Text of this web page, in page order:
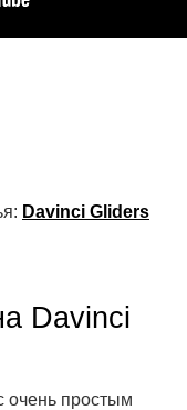
Davinci Gliders
Davinci
очень простым